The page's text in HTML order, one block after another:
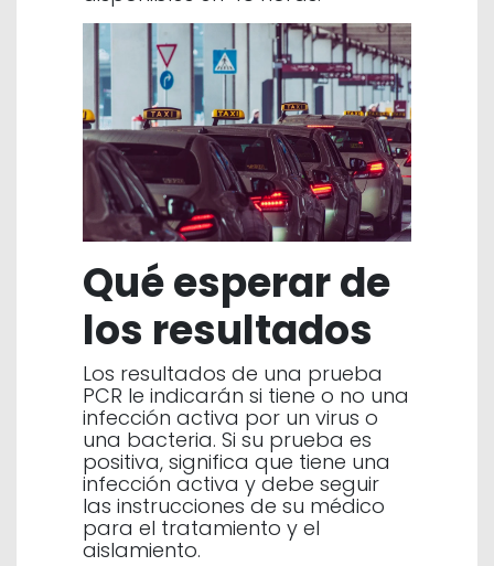
Qué esperar de
los resultados
Los resultados de una prueba
PCR le indicarán si tiene o no una
infección activa por un virus o
una bacteria. Si su prueba es
positiva, significa que tiene una
infección activa y debe seguir
las instrucciones de su médico
para el tratamiento y el
aislamiento.